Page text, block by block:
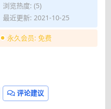
浏览热度: (5)
最近更新: 2021-10-25
永久会员: 免费
评论建议